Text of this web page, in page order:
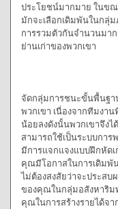
ประโยชน์มากมาย ในข
มักจะเลือกเดิมพันในกลุ่
การรวมตัวกันจำนวนมา
ย่านเก่าของพวกเขา
จัดกลุ่มการชนะขั้นพื้นฐา
พวกเขา เนื่องจากทีมงา
น้อยลงดังนั้นพวกเขาจึง
สามารถใช้เป็นระบบกา
มีการแจกแจงแบบฝึกหัด
คุณมีโอกาสในการเดิมพั
ไม่ต้องสงสัยว่าจะประส
ของคุณในกลุ่มอสังหาริม
คุณในการสร้างรายได้จ